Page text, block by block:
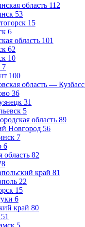
область 112
53
15
6
область 101
62
10
7
100
область — Кузбасс
36
31
5
область 89
Новгород 56
7
6
область 82
край 81
22
15
6
край 80
51
5